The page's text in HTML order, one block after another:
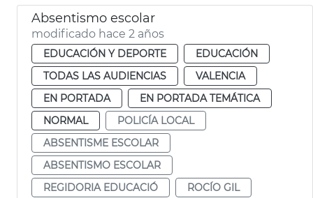
Absentismo escolar
modificado hace 2 años
EDUCACIÓN Y DEPORTE
EDUCACIÓN
TODAS LAS AUDIENCIAS
VALENCIA
EN PORTADA
EN PORTADA TEMÁTICA
NORMAL
POLICÍA LOCAL
ABSENTISME ESCOLAR
ABSENTISMO ESCOLAR
REGIDORIA EDUCACIÓ
ROCÍO GIL